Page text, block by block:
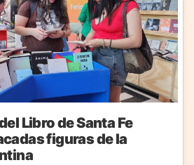
Libro de Santa Fe
figuras de la